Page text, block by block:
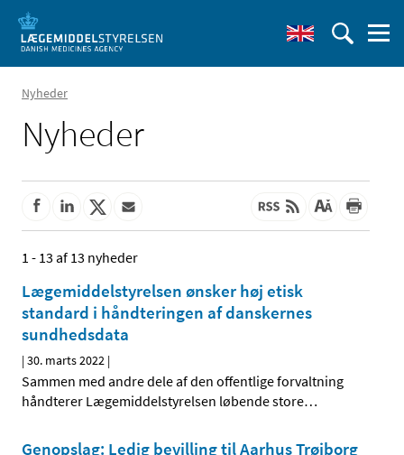
Nyheder
Nyheder
1 - 13 af 13 nyheder
Lægemiddelstyrelsen ønsker høj etisk
standard i håndteringen af danskernes
sundhedsdata
|30. marts 2022 |
Sammen med andre dele af den offentlige forvaltning
håndterer Lægemiddelstyrelsen løbende store…
Genopslag: Ledig bevilling til Aarhus Trøjborg